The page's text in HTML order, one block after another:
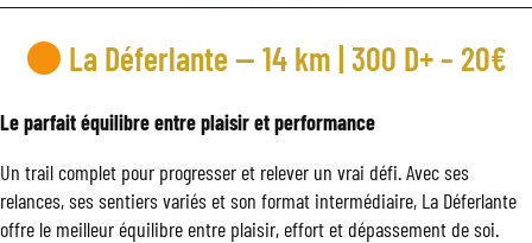
La Déferlante — 14 km | 300 D+ – 20€
Le parfait équilibre entre plaisir et performance
Un trail complet pour progresser et relever un vrai défi. Avec ses
relances, ses sentiers variés et son format intermédiaire, La Déferlante
offre le meilleur équilibre entre plaisir, effort et dépassement de soi.